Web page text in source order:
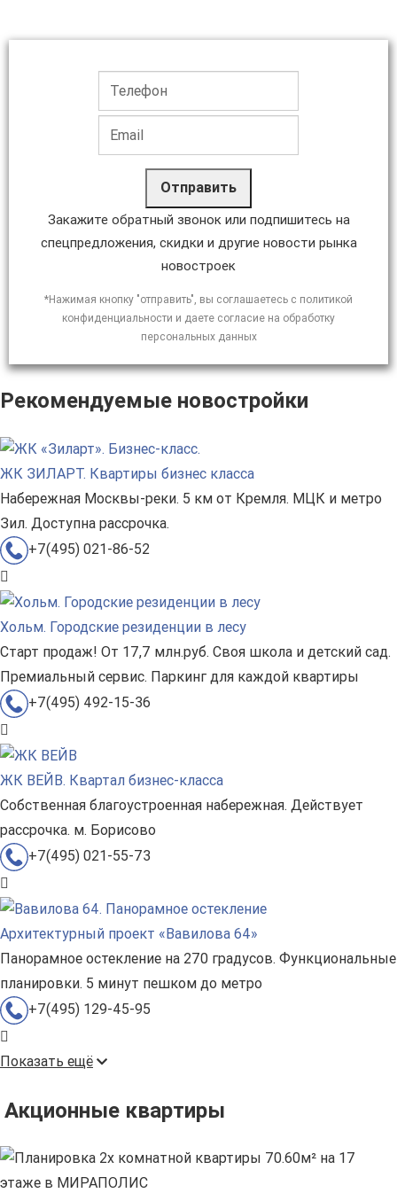
Отправить
Закажите обратный звонок или подпишитесь на
спецпредложения, скидки и другие новости рынка
новостроек
*Нажимая кнопку "отправить", вы соглашаетесь с политикой
конфиденциальности и даете согласие на обработку
персональных данных
Рекомендуемые новостройки
ЖК ЗИЛАРТ. Квартиры бизнес класса
Набережная Москвы-реки. 5 км от Кремля. МЦК и метро
Зил. Доступна рассрочка.
+7(495) 021-86-52
Хольм. Городские резиденции в лесу
Старт продаж! От 17,7 млн.руб. Своя школа и детский сад.
Премиальный сервис. Паркинг для каждой квартиры
+7(495) 492-15-36
ЖК ВЕЙВ. Квартал бизнес-класса
Собственная благоустроенная набережная. Действует
рассрочка. м. Борисово
+7(495) 021-55-73
Архитектурный проект «Вавилова 64»
Панорамное остекление на 270 градусов. Функциональные
планировки. 5 минут пешком до метро
+7(495) 129-45-95
Показать ещё
Акционные квартиры